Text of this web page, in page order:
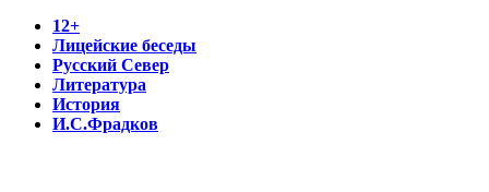
12+
Лицейские беседы
Русский Север
Литература
История
И.С.Фрадков